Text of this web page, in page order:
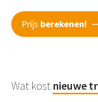
Prijs berekenen!
Wat kost nieuwe